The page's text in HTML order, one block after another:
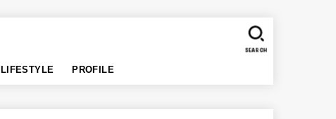
LIFESTYLE PROFILE
SEARCH